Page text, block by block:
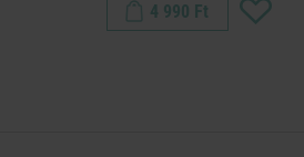
4 990 Ft